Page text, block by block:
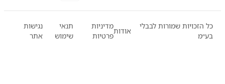
כל הזכויות שמורות לבבלי
בע״מ
אודות
מדיניות
פרטיות
תנאי
שימוש
נגישות
אתר